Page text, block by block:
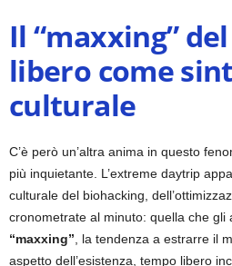
Il “maxxing”
libero come
culturale
C’è però un’altra anima in questo
più inquietante. L’extreme daytrip
culturale del biohacking,
cronometrate al minuto: quella che gli
“maxxing” , la tendenza a estrarre il
aspetto dell’esistenza, tempo libero